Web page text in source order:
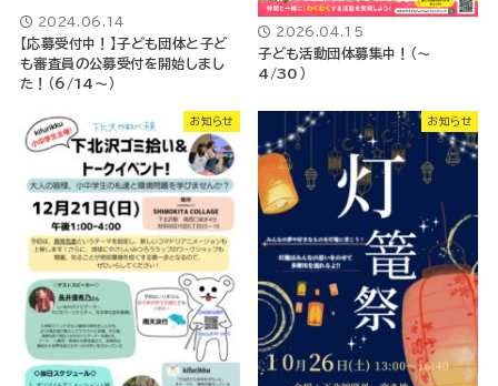
2024.06.14
【応募受付中！】子ども団体と子ど
も審査員の公募受付を開始しまし
た！（6/14～）
2026.04.15
子ども活動団体募集中！（～
4/30）
お知らせ お知らせ